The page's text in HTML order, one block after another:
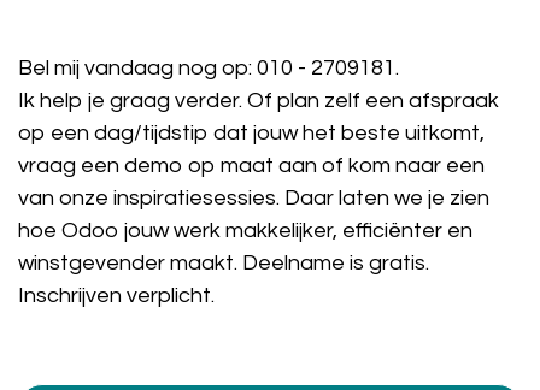
Bel mij vandaag nog op: 010 - 2709181 .
Ik help je graag verder. Of plan zelf een afspraak
op een dag/tijdstip dat jouw het beste uitkomt,
vraag een demo op maat aan of kom naar een
van onze inspiratiesessies. Daar laten we je zien
hoe Odoo jouw werk makkelijker, efficiënter en
winstgevender maakt. Deelname is gratis.
Inschrijven verplicht.